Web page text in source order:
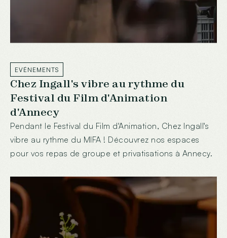
EVÉNEMENTS
Chez Ingall's vibre au rythme du
Festival du Film d'Animation
d'Annecy
Pendant le Festival du Film d'Animation, Chez Ingall's
vibre au rythme du MIFA ! Découvrez nos espaces
pour vos repas de groupe et privatisations à Annecy.